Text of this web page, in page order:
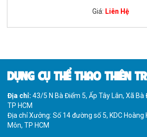
Giá: Liên Hệ
DỤNG CỤ THỂ THAO THIÊN
Địa chỉ: 43/5 N Bà Điểm 5, Ấp Tây Lân, Xã Bà
TP HCM
Địa chỉ Xưởng: Số 14 đường số 5, KDC Hoàng
Môn, TP HCM